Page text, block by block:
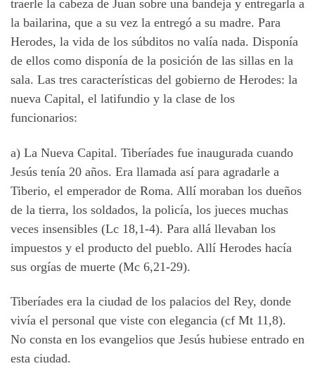
traerle la cabeza de Juan sobre una bandeja y entregarla a
la bailarina, que a su vez la entregó a su madre. Para
Herodes, la vida de los súbditos no valía nada. Disponía
de ellos como disponía de la posición de las sillas en la
sala. Las tres características del gobierno de Herodes: la
nueva Capital, el latifundio y la clase de los
funcionarios:
a) La Nueva Capital. Tiberíades fue inaugurada cuando
Jesús tenía 20 años. Era llamada así para agradarle a
Tiberio, el emperador de Roma. Allí moraban los dueños
de la tierra, los soldados, la policía, los jueces muchas
veces insensibles (Lc 18,1-4). Para allá llevaban los
impuestos y el producto del pueblo. Allí Herodes hacía
sus orgías de muerte (Mc 6,21-29).
Tiberíades era la ciudad de los palacios del Rey, donde
vivía el personal que viste con elegancia (cf Mt 11,8).
No consta en los evangelios que Jesús hubiese entrado en
esta ciudad.